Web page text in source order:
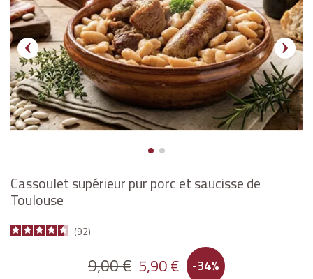
Cassoulet supérieur pur porc et saucisse de
Toulouse
92
9,00 € 5,90 € -34%